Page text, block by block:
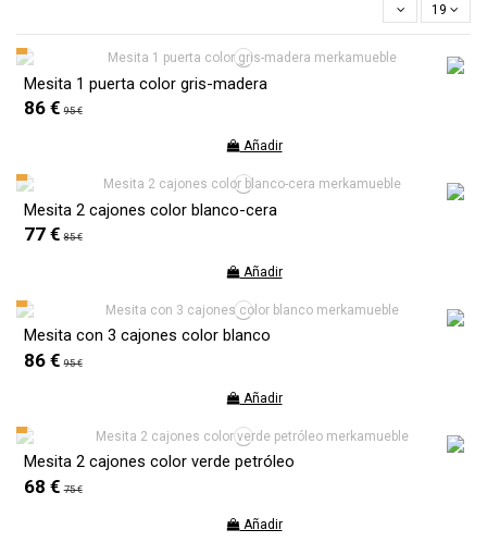
19
Mesita 1 puerta color gris-madera
86 € 95 €
Añadir
Mesita 2 cajones color blanco-cera
77 € 85 €
Añadir
Mesita con 3 cajones color blanco
86 € 95 €
Añadir
Mesita 2 cajones color verde petróleo
68 € 75 €
Añadir